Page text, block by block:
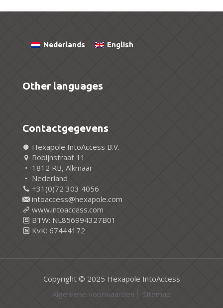
Nederlands English
Other languages
Contactgegevens
Hexapole IntoAccess B.V.
Robijnstraat 11
1812 RB, Alkmaar
Nederland
+31(0)72 303 4056
intoaccess@hexapole.com
www.intoaccess.com
BTW: NL856994327B01
KvK: 67444172
Copyright © 2025 Hexapole IntoAccess
Algemene voorwaarden
Sitemap